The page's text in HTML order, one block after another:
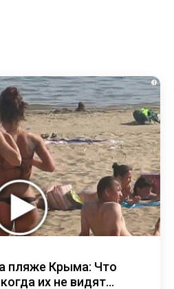
i
пляже Крыма: Что
их не видят...